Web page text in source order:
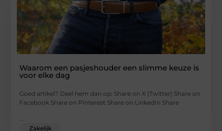
Waarom een pasjeshouder een slimme keuze is
voor elke dag
Goed artikel? Deel hem dan op: Share on X (Twitter) Share on
Facebook Share on Pinterest Share on LinkedIn Share
...
Zakelijk